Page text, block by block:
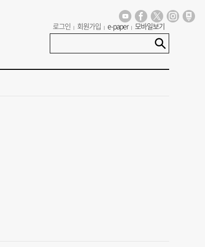
로그인 회원가입 e-paper 모바일보기